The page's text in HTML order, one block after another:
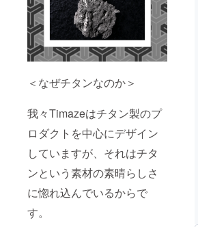
＜なぜチタンなのか＞
我々Timazeはチタン製のプ
ロダクトを中心にデザイン
していますが、それはチタ
ンという素材の素晴らしさ
に惚れ込んでいるからで
す。